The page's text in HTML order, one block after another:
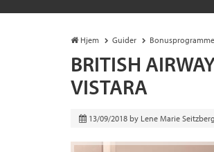
Hjem Guider
BRITISH
VISTARA
13/09/2018 by Lene Marie Seitzberg